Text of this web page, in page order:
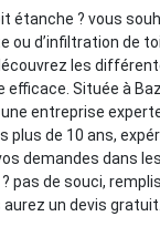
étanche ? vous
ou d’infiltration de
les
efficace. Située à
entreprise
plus de 10 ans,
demandes dans
pas de souci,
un devis gratuit.